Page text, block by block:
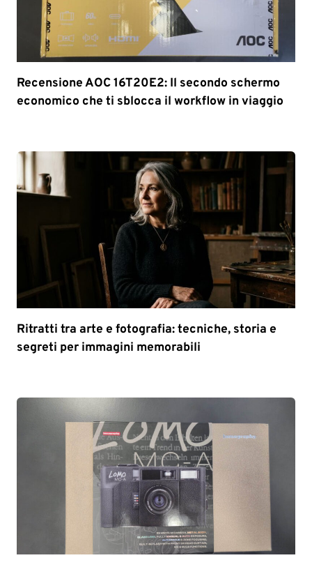
Recensione AOC 16T20E2: Il secondo schermo
economico che ti sblocca il workflow in viaggio
Ritratti tra arte e fotografia: tecniche, storia e
segreti per immagini memorabili